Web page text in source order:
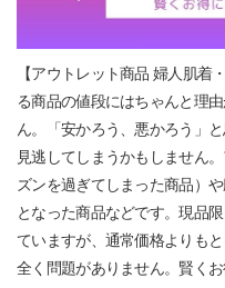
【アウトレット商品 婦人肌着
る商品の値段にはちゃんと理
ん。「安かろう、悪かろう」
見逃してしまうかもしません
ズンを過ぎてしまった商品）
となった商品などです。現品
ていますが、通常価格よりも
全く問題がありません。賢く